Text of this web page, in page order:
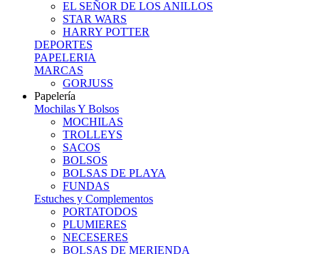
EL SEÑOR DE LOS ANILLOS
STAR WARS
HARRY POTTER
DEPORTES
PAPELERIA
MARCAS
GORJUSS
Papelería
Mochilas Y Bolsos
MOCHILAS
TROLLEYS
SACOS
BOLSOS
BOLSAS DE PLAYA
FUNDAS
Estuches y Complementos
PORTATODOS
PLUMIERES
NECESERES
BOLSAS DE MERIENDA